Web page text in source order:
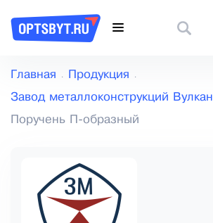
Главная Продукция
Завод металлоконструкций Вулкан
Поручень П-образный